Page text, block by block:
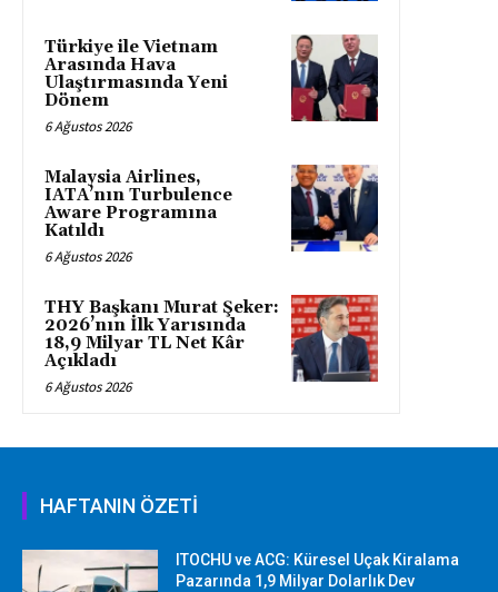
Türkiye ile Vietnam
Arasında Hava
Ulaştırmasında Yeni
Dönem
6 Ağustos 2026
Malaysia Airlines,
IATA’nın Turbulence
Aware Programına
Katıldı
6 Ağustos 2026
THY Başkanı Murat Şeker:
2026’nın İlk Yarısında
18,9 Milyar TL Net Kâr
Açıkladı
6 Ağustos 2026
HAFTANIN ÖZETİ
ITOCHU ve ACG: Küresel Uçak Kiralama
Pazarında 1,9 Milyar Dolarlık Dev